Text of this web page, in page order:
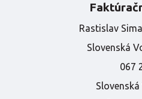
Rastislav Sima
Slovenská
067